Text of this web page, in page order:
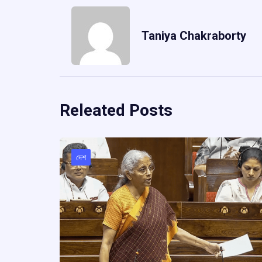
Taniya Chakraborty
Releated Posts
দেশ